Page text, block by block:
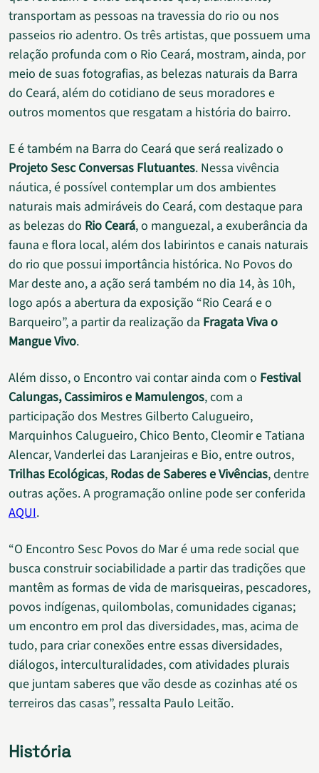
transportam as pessoas na travessia do rio ou nos
passeios rio adentro. Os três artistas, que possuem uma
relação profunda com o Rio Ceará, mostram, ainda, por
meio de suas fotografias, as belezas naturais da Barra
do Ceará, além do cotidiano de seus moradores e
outros momentos que resgatam a história do bairro.
E é também na Barra do Ceará que será realizado o
Projeto Sesc Conversas Flutuantes. Nessa vivência
náutica, é possível contemplar um dos ambientes
naturais mais admiráveis do Ceará, com destaque para
as belezas do Rio Ceará, o manguezal, a exuberância da
fauna e flora local, além dos labirintos e canais naturais
do rio que possui importância histórica. No Povos do
Mar deste ano, a ação será também no dia 14, às 10h,
logo após a abertura da exposição “Rio Ceará e o
Barqueiro”, a partir da realização da Fragata Viva o
Mangue Vivo.
Além disso, o Encontro vai contar ainda com o Festival
Calungas, Cassimiros e Mamulengos, com a
participação dos Mestres Gilberto Calugueiro,
Marquinhos Calugueiro, Chico Bento, Cleomir e Tatiana
Alencar, Vanderlei das Laranjeiras e Bio, entre outros,
Trilhas Ecológicas, Rodas de Saberes e Vivências, dentre
outras ações. A programação online pode ser conferida
AQUI.
“O Encontro Sesc Povos do Mar é uma rede social que
busca construir sociabilidade a partir das tradições que
mantêm as formas de vida de marisqueiras, pescadores,
povos indígenas, quilombolas, comunidades ciganas;
um encontro em prol das diversidades, mas, acima de
tudo, para criar conexões entre essas diversidades,
diálogos, interculturalidades, com atividades plurais
que juntam saberes que vão desde as cozinhas até os
terreiros das casas”, ressalta Paulo Leitão.
História